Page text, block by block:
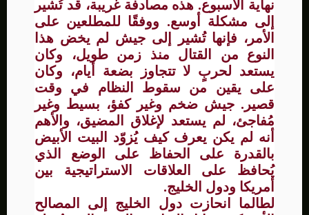
نهاية الأسبوع. هذه مصادفة غريبة، قد تُشير
إلى مشكلة أوسع. ووفقًا للمطلعين على
الأمر، فإنها تُشير إلى جيش لم يخض هذا
النوع من القتال منذ زمن طويل، وكان
يستعد لحربٍ لا تتجاوز بضعة أيام، وكان
على يقين من سقوط النظام في وقت
قصير. جيش ضخم وغير كفؤ، بسيط وغير
مُفاجئ، لم يستعد لإغلاق المضيق، والأهم
أنه لم يكن يعرف كيف يُزوّد
البيت الأبيض
بالقدرة على الحفاظ على الوضع الذي
يُحافظ على العلاقات الاستراتيجية بين
أمريكا ودول الخليج.
لطالما انحازت دول الخليج إلى المصالح